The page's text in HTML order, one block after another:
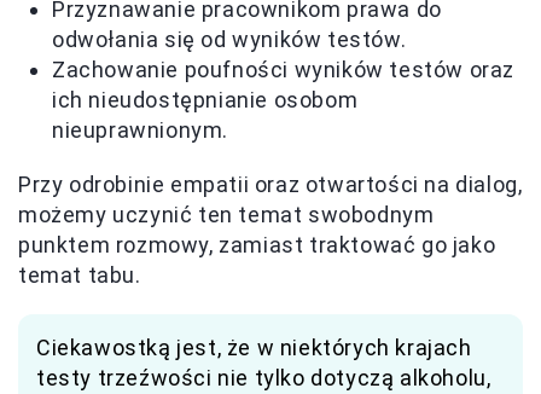
Przyznawanie pracownikom prawa do
odwołania się od wyników testów.
Zachowanie poufności wyników testów oraz
ich nieudostępnianie osobom
nieuprawnionym.
Przy odrobinie empatii oraz otwartości na dialog,
możemy uczynić ten temat swobodnym
punktem rozmowy, zamiast traktować go jako
temat tabu.
Ciekawostką jest, że w niektórych krajach
testy trzeźwości nie tylko dotyczą alkoholu,